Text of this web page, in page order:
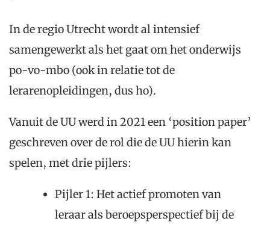
In de regio Utrecht wordt al intensief
samengewerkt als het gaat om het onderwijs
po-vo-mbo (ook in relatie tot de
lerarenopleidingen, dus ho).
Vanuit de UU werd in 2021 een ‘position paper’
geschreven over de rol die de UU hierin kan
spelen, met drie pijlers:
Pijler 1: Het actief promoten van
leraar als beroepsperspectief bij de